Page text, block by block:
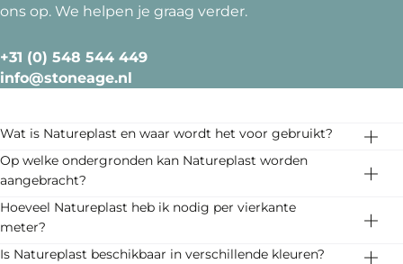
ons op. We helpen je graag verder.
+31 (0) 548 544 449
info@stoneage.nl
Wat is Natureplast en waar wordt het voor gebruikt?
Natureplast is een hoogwaardige, natuurlijke klei-
pleister, speciaal ontwikkeld voor droge binnenruimtes.
Het biedt een rustieke en elegante afwerking en is een
milieuvriendelijke keuze voor wanden en plafonds.
Op welke ondergronden kan Natureplast worden
aangebracht?
Natureplast kan direct worden aangebracht op stabiele,
egale en vlakke ondergronden zoals cementgebonden
pleister, beton en gips. De ondergrond mag maximaal
Hoeveel Natureplast heb ik nodig per vierkante
meter?
Het verbruik is ongeveer 750 g/m² voor de eerste laag
Is Natureplast beschikbaar in verschillende kleuren?